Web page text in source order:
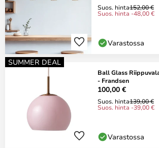
Suos. hinta152,00 €
Suos. hinta -48,00 €
Varastossa
SUMMER DEAL
Ball Glass
- Frandsen
100,00 €
Suos. hinta139,00 €
Suos. hinta -39,00 €
Varastossa